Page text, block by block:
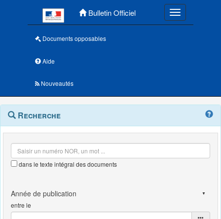
Bulletin Officiel Toggle
Documents opposables
Aide
Nouveautés
Navigation
outils
Menu
contextuel
Recherche
dans le texte intégral des documents
entre le